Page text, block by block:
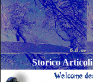
Storico Articoli